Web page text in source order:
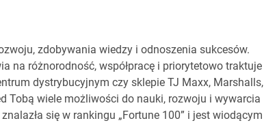
zdobywania wiedzy i odnoszenia sukcesów.
na różnorodność, współpracę i priorytetowo traktuje
dystrybucyjnym czy sklepie TJ Maxx, Marshalls,
Tobą wiele możliwości do nauki, rozwoju i wywarcia
się w rankingu „Fortune 100” i jest wiodącym